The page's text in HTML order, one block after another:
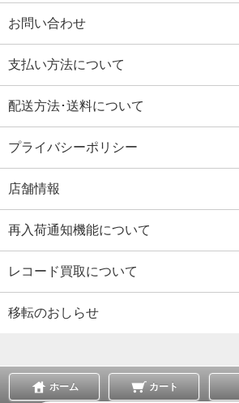
お問い合わせ
支払い方法について
配送方法･送料について
プライバシーポリシー
店舗情報
再入荷通知機能について
レコード買取について
移転のおしらせ
ホーム カート